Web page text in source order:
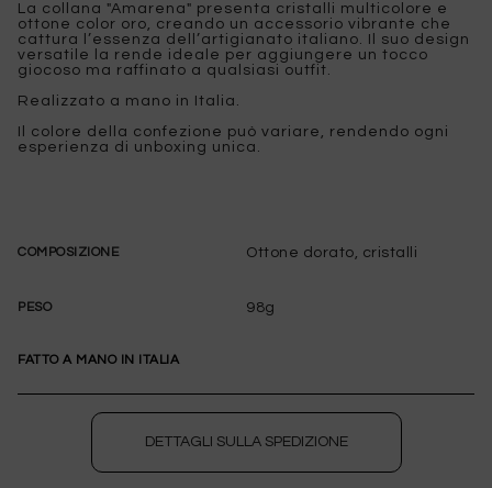
La collana "Amarena" presenta cristalli multicolore e
ottone color oro, creando un accessorio vibrante che
cattura l’essenza dell’artigianato italiano. Il suo design
versatile la rende ideale per aggiungere un tocco
giocoso ma raffinato a qualsiasi outfit.
Realizzato a mano in Italia.
Il colore della confezione può variare, rendendo ogni
esperienza di unboxing unica.
COMPOSIZIONE Ottone dorato, cristalli
PESO 98g
FATTO A MANO IN ITALIA
DETTAGLI SULLA SPEDIZIONE